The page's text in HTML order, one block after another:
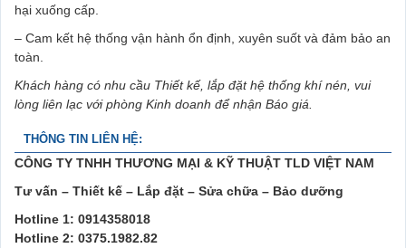
hại xuống cấp.
– Cam kết hệ thống vận hành ổn định, xuyên suốt và đảm bảo an
toàn.
Khách hàng có nhu cầu Thiết kế, lắp đặt hệ thống khí nén, vui
lòng liên lạc với phòng Kinh doanh để nhận Báo giá.
THÔNG TIN LIÊN HỆ:
CÔNG TY TNHH THƯƠNG MẠI & KỸ THUẬT TLD VIỆT NAM
Tư vấn – Thiết kế – Lắp đặt – Sửa chữa – Bảo dưỡng
Hotline 1: 0914358018
Hotline 2: 0375.1982.82